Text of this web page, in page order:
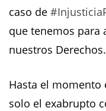
caso de
que tenemos para
nuestros Derechos.
Hasta el momento
solo el exabrupto